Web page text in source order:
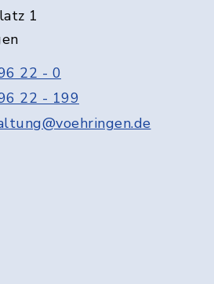
1
22 - 0
22 - 199